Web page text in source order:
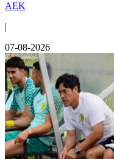
ΑΕΚ
|
07-08-2026